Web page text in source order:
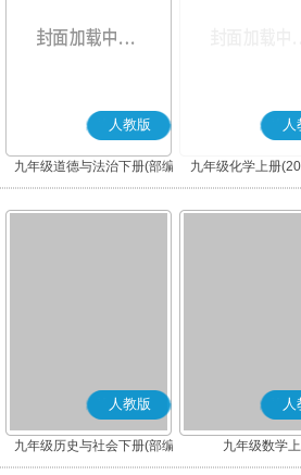
人教版
九年级道德与法治下册(部编
版)
人
九年级化学上册
人教版
九年级历史与社会下册(部编
版)
人
九年级数学